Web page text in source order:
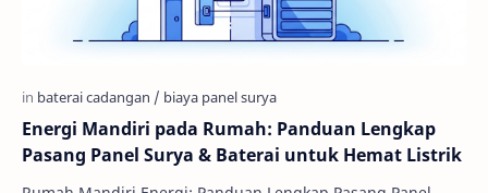
Energi Mandiri pada Rumah: Panduan Lengkap
Pasang Panel Surya & Baterai untuk Hemat Listrik